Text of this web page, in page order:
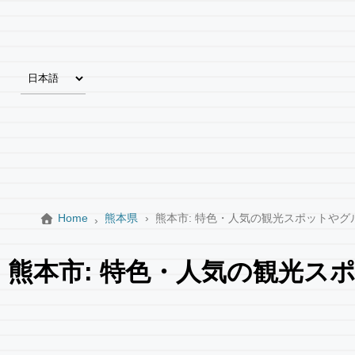
Home 熊本県 熊本市: 特色・人気の観光スポットやグ
熊本市: 特色・人気の観光ス